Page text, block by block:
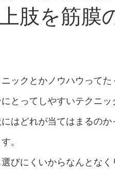
肢を筋膜
ックとかノウハウって
とってしやすいテクニ
はどれが当てはまるの
。
びにくいからなんとな